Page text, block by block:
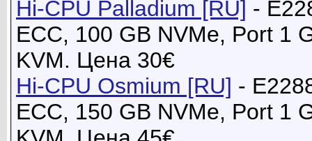
Hi-CPU Palladium [RU] -
ECC, 100 GB NVMe, Port 1
KVM. Цена 30€
Hi-CPU Osmium [RU] -
ECC, 150 GB NVMe, Port 1